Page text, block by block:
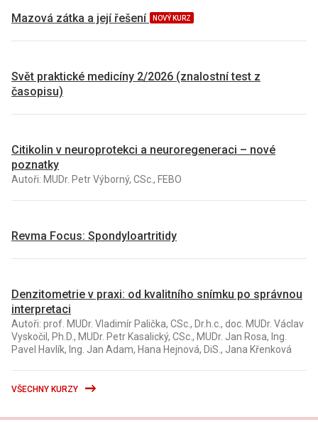
Mazová zátka a její řešení NOVÝ KURZ
Svět praktické medicíny 2/2026 (znalostní test z
časopisu)
Citikolin v neuroprotekci a neuroregeneraci – nové
poznatky
Autoři: MUDr. Petr Výborný, CSc., FEBO
Revma Focus: Spondyloartritidy
Denzitometrie v praxi: od kvalitního snímku po správnou
interpretaci
Autoři: prof. MUDr. Vladimír Palička, CSc., Dr.h.c., doc. MUDr. Václav
Vyskočil, Ph.D., MUDr. Petr Kasalický, CSc., MUDr. Jan Rosa, Ing.
Pavel Havlík, Ing. Jan Adam, Hana Hejnová, DiS., Jana Křenková
VŠECHNY KURZY